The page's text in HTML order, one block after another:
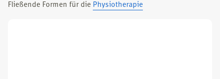
Flie­ßen­de For­men für die Phy­sio­the­ra­pie